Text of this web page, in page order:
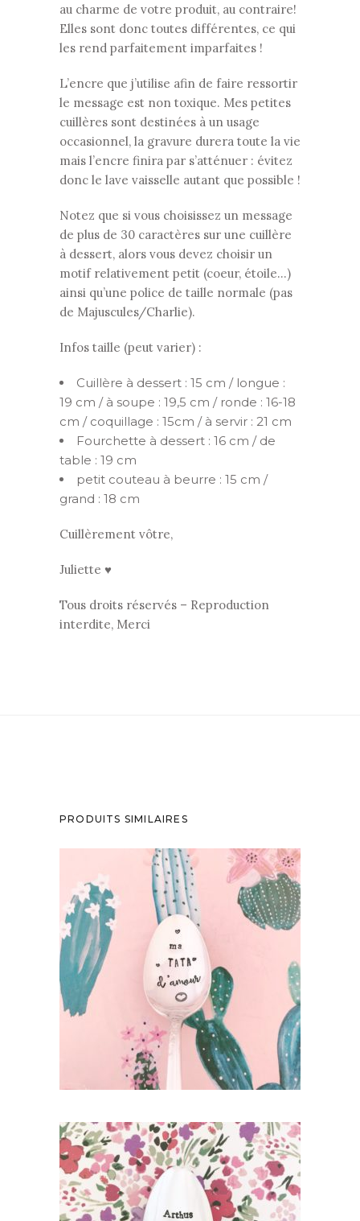
au charme de votre produit, au contraire!
Elles sont donc toutes différentes, ce qui
les rend parfaitement imparfaites !
L’encre que j’utilise afin de faire ressortir
le message est non toxique. Mes petites
cuillères sont destinées à un usage
occasionnel, la gravure durera toute la vie
mais l’encre finira par s’atténuer : évitez
donc le lave vaisselle autant que possible !
Notez que si vous choisissez un message
de plus de 30 caractères sur une cuillère
à dessert, alors vous devez choisir un
motif relativement petit (coeur, étoile…)
ainsi qu’une police de taille normale (pas
de Majuscules/Charlie).
Infos taille (peut varier) :
Cuillère à dessert : 15 cm / longue :
19 cm / à soupe : 19,5 cm / ronde : 16-18
cm / coquillage : 15cm / à servir : 21 cm
Fourchette à dessert : 16 cm / de
table : 19 cm
petit couteau à beurre : 15 cm /
grand : 18 cm
Cuillèrement vôtre,
Juliette ♥
Tous droits réservés – Reproduction
interdite, Merci
PRODUITS SIMILAIRES
PETITE CUILLÈRE GRAVÉE VINTAGE : MA
TATA D’AMOUR
35,00€
AJOUTER AU PANIER
PETITE CUILLÈRE GRAVÉE VINTAGE
PERSONNALISÉE : PRÉNOM (ÉCRITURE